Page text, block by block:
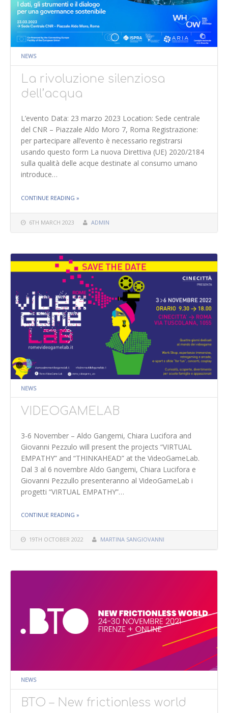
NEWS
La rivoluzione silenziosa
dell’acqua
6TH MARCH 2023 ADMIN
L’evento Data: 23 marzo 2023 Location: Sede centrale
del CNR – Piazzale Aldo Moro 7, Roma Registrazione:
per partecipare all’evento è necessario registrarsi
usando questo form La nuova Direttiva (UE) 2020/2184
sulla qualità delle acque destinate al consumo umano
introduce…
CONTINUE READING THE "LA RIVOLUZIONE SILENZIOSA DELL’ACQUA"
»
NEWS
VIDEOGAMELAB
19TH OCTOBER 2022 MARTINA SANGIOVANNI
3-6 November – Aldo Gangemi, Chiara Lucifora and
Giovanni Pezzulo will present the projects “VIRTUAL
EMPATHY” and “THINKAHEAD” at the VideoGameLab.
Dal 3 al 6 novembre Aldo Gangemi, Chiara Lucifora e
Giovanni Pezzullo presenteranno al VideoGameLab i
progetti “VIRTUAL EMPATHY”…
CONTINUE READING THE "VIDEOGAMELAB"
»
NEWS
BTO – New frictionless world